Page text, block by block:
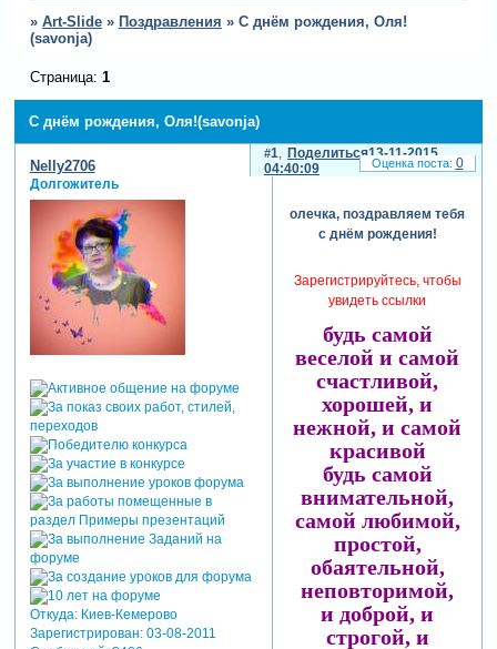
» Art-Slide » Поздравления » С днём рождения, Оля!
(savonja)
С днём рождения, Оля!(savonja)
Страница: 1
Поделиться
1
13-11-2015
04:40:09
Nelly2706
Долгожитель
Откуда:Киев-Кемерово
Зарегистрирован: 03-08-2011
олечка, поздравляем тебя
с днём рождения!
Зарегистрируйтесь, чтобы
увидеть ссылки
будь самой
веселой и самой
счастливой,
хорошей, и
нежной, и самой
красивой
будь самой
внимательной,
самой любимой,
простой,
обаятельной,
неповторимой,
и доброй, и
строгой, и
0